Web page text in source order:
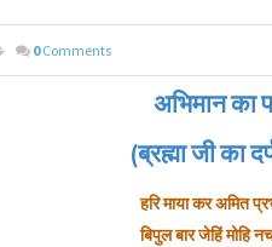
0 Comments
अभिमान का
(ब्रह्मा जी का
हरि माया कर अमित
बिपुल बार जेहिं मोहि